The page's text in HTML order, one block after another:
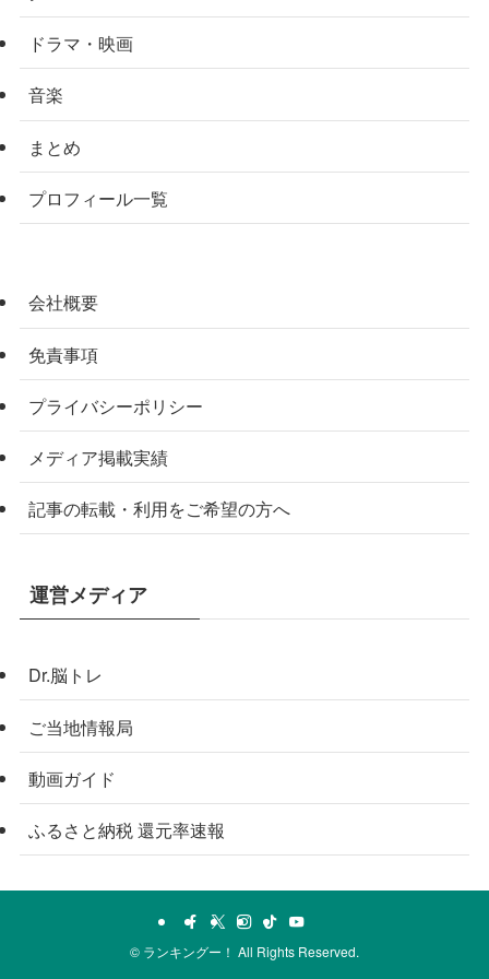
ドラマ・映画
音楽
まとめ
プロフィール一覧
会社概要
免責事項
プライバシーポリシー
メディア掲載実績
記事の転載・利用をご希望の方へ
運営メディア
Dr.脳トレ
ご当地情報局
動画ガイド
ふるさと納税 還元率速報
© ランキングー！ All Rights Reserved.